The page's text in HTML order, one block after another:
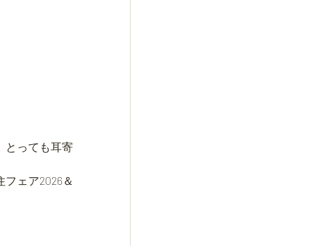
とっても耳寄
ェア2026＆